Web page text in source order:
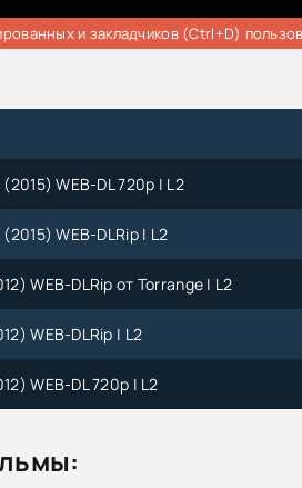
и закладчиков (Ctrl+D)
WEB-DL 720p | L2
WEB-DLRip | L2
WEB-DLRip от Torrange | L2
WEB-DLRip | L2
WEB-DL 720p | L2